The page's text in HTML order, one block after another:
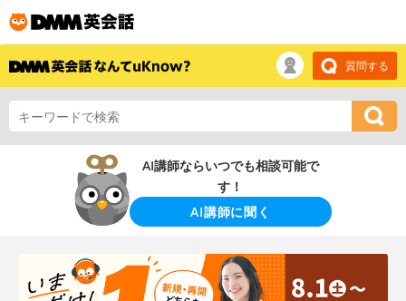
質問する
AI講師ならいつでも相談可能で
す！
AI講師に聞く